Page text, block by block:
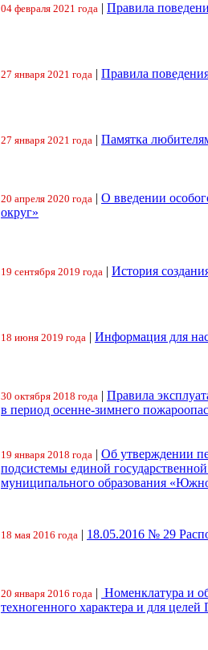
04 февраля 2021 года | Правила
27 января 2021 года | Правила
27 января 2021 года | Памятка
20 апреля 2020 года | О введении
округ»
19 сентября 2019 года | История
18 июня 2019 года | Информация для
30 октября 2018 года | Правила
в период осенне-зимнего
19 января 2018 года | Об утверждении
подсистемы единой
муниципального образования
18 мая 2016 года | 18.05.2016 № 29
20 января 2016 года | Номенклатура и
техногенного характера и для целей